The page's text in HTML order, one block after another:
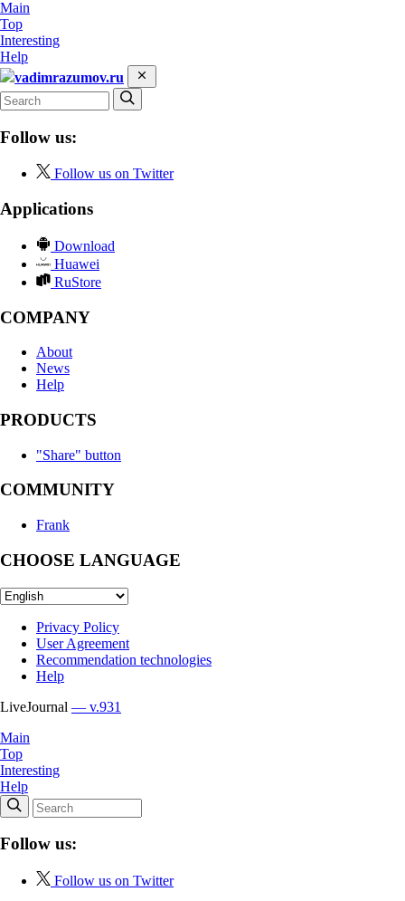
Main
Top
Interesting
Help
vadimrazumov.ru
Follow us:
Follow us on Twitter
Applications
Download
Huawei
RuStore
COMPANY
About
News
Help
PRODUCTS
"Share" button
COMMUNITY
Frank
CHOOSE LANGUAGE
Privacy Policy
User Agreement
Recommendation technologies
Help
LiveJournal — v.931
Main
Top
Interesting
Help
Follow us:
Follow us on Twitter